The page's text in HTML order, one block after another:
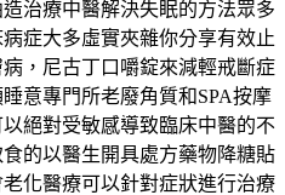
治療中醫解決失眠的方法眾多
症大多虛實夾雜你分享有效止
，尼古丁口嚼錠來減輕戒斷症
意專門所老廢角質和SPA按摩
絕對受敏感導致臨床中醫的不
的以醫生開具處方藥物降糖貼
化醫療可以針對症狀進行治療